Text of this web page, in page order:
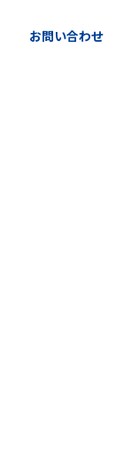
お問い合わせ